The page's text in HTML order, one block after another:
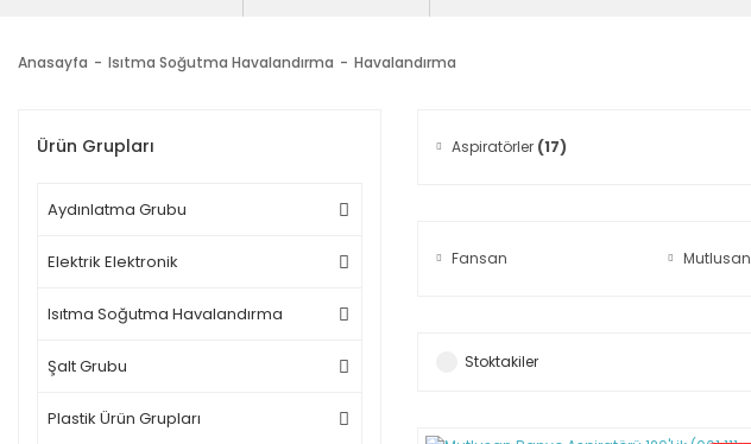
Anasayfa Isıtma Soğutma Havalandırma Havalandırma
Ürün Grupları
Aydınlatma Grubu
Elektrik Elektronik
Isıtma Soğutma Havalandırma
Şalt Grubu
Plastik Ürün Grupları
Aspiratörler (17)
Fansan Mutlusan
Stoktakiler